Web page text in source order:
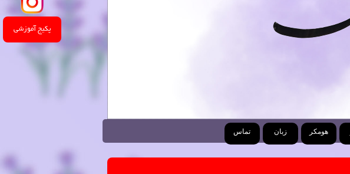
هومکر زبان تماس
پکیج آموزشی